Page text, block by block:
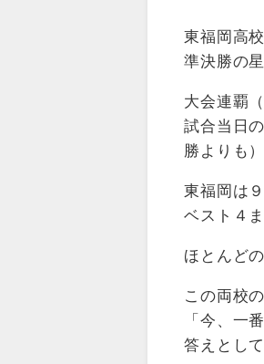
東福岡高
準決勝の
大会連覇
試合当日
勝よりも）
東福岡は
ベスト４
ほとんど
この両校
「今、一
答えとし